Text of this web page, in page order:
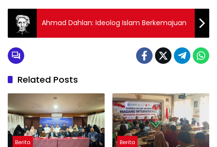
Ahmad Dahlan: Ideolog Islam Berkemajuan
Related Posts
Berita Berita